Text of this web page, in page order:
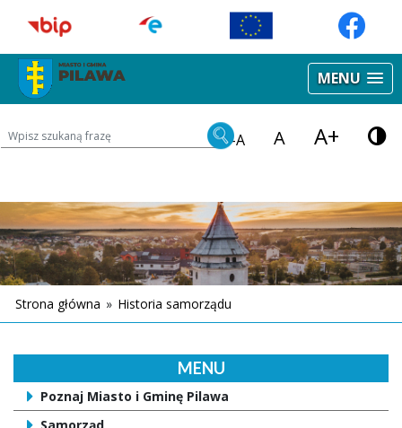
MENU
Wyszukiwarka treści na stronie -A A A+
Strona główna » Historia samorządu
MENU
Poznaj Miasto i Gminę Pilawa